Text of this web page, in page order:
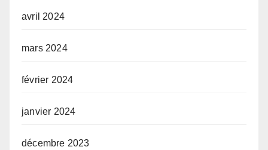
avril 2024
mars 2024
février 2024
janvier 2024
décembre 2023